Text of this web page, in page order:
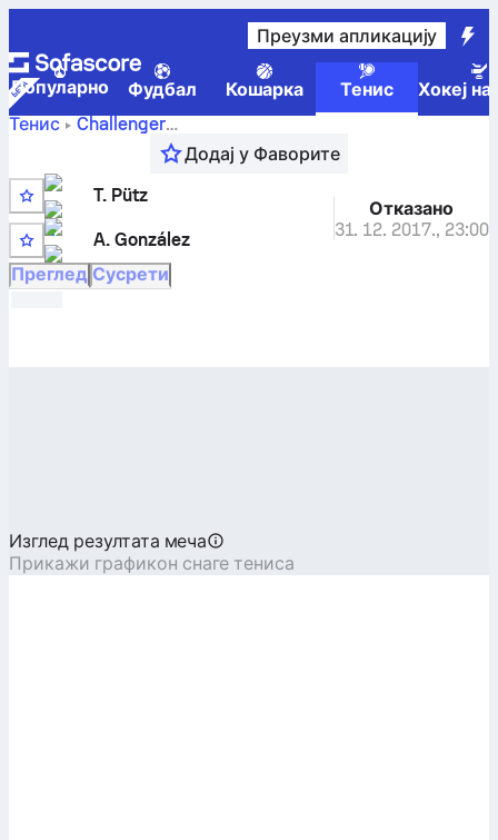
Преузми апликацију
Популарно Фудбал Кошарка Тенис
Хокеј
Тенис
Challenger
Noumea, New Caledonia, Qualifying
A. Gonzálezрезултати уживо и резултати
међусобних сусрета
Додај у Фаворите
1
T. Pütz
2
A. González
Отказано
31. 12. 2017., 23:00
Преглед Сусрети
Изглед резултата меча
Прикажи графикон снаге тениса